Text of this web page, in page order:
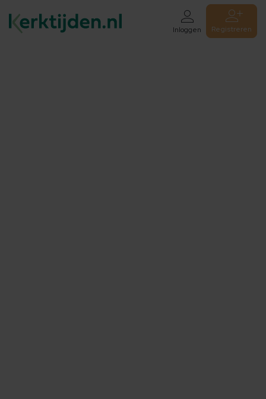
Inloggen Registreren